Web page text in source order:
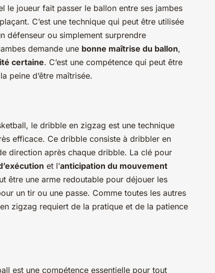
le joueur fait passer le ballon entre ses jambes
C’est une technique qui peut être utilisée
défenseur ou simplement surprendre
demande une bonne maîtrise du ballon,
certaine. C’est une compétence qui peut être
peine d’être maîtrisée.
le dribble en zigzag est une technique
efficace. Ce dribble consiste à dribbler en
direction après chaque dribble. La clé pour
et l’anticipation du mouvement
être une arme redoutable pour déjouer les
un tir ou une passe. Comme toutes les autres
zigzag requiert de la pratique et de la patience
est une compétence essentielle pour tout